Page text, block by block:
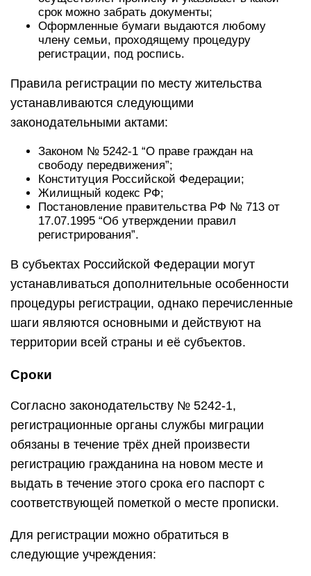
срок можно забрать документы;
Оформленные бумаги выдаются любому
члену семьи, проходящему процедуру
регистрации, под роспись.
Правила регистрации по месту жительства
устанавливаются следующими
законодательными актами:
Законом № 5242-1 “О праве граждан на
свободу передвижения”;
Конституция Российской Федерации;
Жилищный кодекс РФ;
Постановление правительства РФ № 713 от
17.07.1995 “Об утверждении правил
регистрирования”.
В субъектах Российской Федерации могут
устанавливаться дополнительные особенности
процедуры регистрации, однако перечисленные
шаги являются основными и действуют на
территории всей страны и её субъектов.
Сроки
Согласно законодательству № 5242-1,
регистрационные органы службы миграции
обязаны в течение трёх дней произвести
регистрацию гражданина на новом месте и
выдать в течение этого срока его паспорт с
соответствующей пометкой о месте прописки.
Для регистрации можно обратиться в
следующие учреждения: